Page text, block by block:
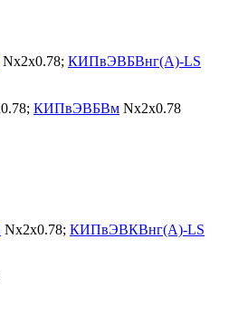
Nx2x0.78; КИПвЭВБВнг(А)-LS
КИПвЭВБВм Nx2x0.78
Nx2x0.78; КИПвЭВКВнг(А)-LS